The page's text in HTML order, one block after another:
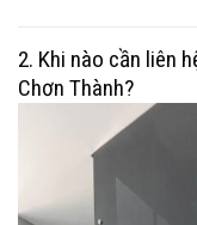
2. Khi nào cần liên
Chơn Thành?